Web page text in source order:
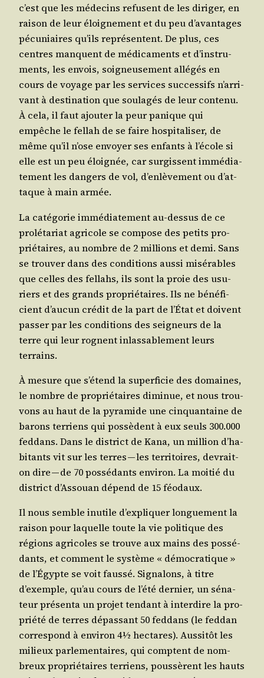
c’est que les méde­cins refusent de les diri­ger, en
rai­son de leur éloi­gne­ment et du peu d’a­van­tages
pécu­niaires qu’ils repré­sentent. De plus, ces
centres manquent de médi­ca­ments et d’ins­tru­
ments, les envois, soi­gneu­se­ment allé­gés en
cours de voyage par les ser­vices suc­ces­sifs n’ar­ri­
vant à des­ti­na­tion que sou­la­gés de leur conte­nu.
À cela, il faut ajou­ter la peur panique qui
empêche le fel­lah de se faire hos­pi­ta­li­ser, de
même qu’il n’ose envoyer ses enfants à l’é­cole si
elle est un peu éloi­gnée, car sur­gissent immé­dia­
te­ment les dan­gers de vol, d’en­lè­ve­ment ou d’at­
taque à main armée.
La caté­go­rie immé­dia­te­ment au-des­sus de ce
pro­lé­ta­riat agri­cole se com­pose des petits pro­
prié­taires, au nombre de 2 mil­lions et demi. Sans
se trou­ver dans des condi­tions aus­si misé­rables
que celles des fel­lahs, ils sont la proie des usu­
riers et des grands pro­prié­taires. Ils ne béné­fi­
cient d’au­cun cré­dit de la part de l’É­tat et doivent
pas­ser par les condi­tions des sei­gneurs de la
terre qui leur rognent inlas­sa­ble­ment leurs
terrains.
À mesure que s’é­tend la super­fi­cie des domaines,
le nombre de pro­prié­taires dimi­nue, et nous trou­
vons au haut de la pyra­mide une cin­quan­taine de
barons ter­riens qui pos­sèdent à eux seuls 300.000
fed­dans. Dans le dis­trict de Kana, un mil­lion d’ha­
bi­tants vit sur les terres — les ter­ri­toires, devrait-
on dire — de 70 pos­sé­dants envi­ron. La moi­tié du
dis­trict d’As­souan dépend de 15 féodaux.
Il nous semble inutile d’ex­pli­quer lon­gue­ment la
rai­son pour laquelle toute la vie poli­tique des
régions agri­coles se trouve aux mains des pos­sé­
dants, et com­ment le sys­tème « démo­cra­tique »
de l’É­gypte se voit faus­sé. Signa­lons, à titre
d’exemple, qu’au cours de l’é­té der­nier, un séna­
teur pré­sen­ta un pro­jet ten­dant à inter­dire la pro­
prié­té de terres dépas­sant 50 fed­dans (le fed­dan
cor­res­pond à envi­ron 4½ hec­tares). Aus­si­tôt les
milieux par­le­men­taires, qui comptent de nom­
breux pro­prié­taires ter­riens, pous­sèrent les hauts